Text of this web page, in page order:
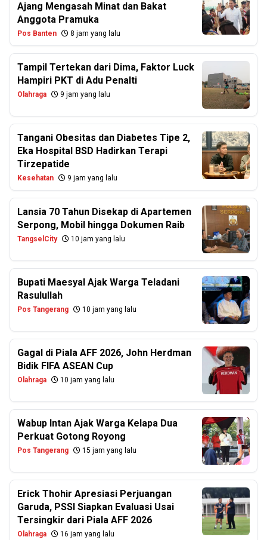
Ajang Mengasah Minat dan Bakat
Anggota Pramuka
Pos Banten 8 jam yang lalu
Tampil Tertekan dari Dima, Faktor Luck
Hampiri PKT di Adu Penalti
Olahraga 9 jam yang lalu
Tangani Obesitas dan Diabetes Tipe 2,
Eka Hospital BSD Hadirkan Terapi
Tirzepatide
Kesehatan 9 jam yang lalu
Lansia 70 Tahun Disekap di Apartemen
Serpong, Mobil hingga Dokumen Raib
TangselCity 10 jam yang lalu
Bupati Maesyal Ajak Warga Teladani
Rasulullah
Pos Tangerang 10 jam yang lalu
Gagal di Piala AFF 2026, John Herdman
Bidik FIFA ASEAN Cup
Olahraga 10 jam yang lalu
Wabup Intan Ajak Warga Kelapa Dua
Perkuat Gotong Royong
Pos Tangerang 15 jam yang lalu
Erick Thohir Apresiasi Perjuangan
Garuda, PSSI Siapkan Evaluasi Usai
Tersingkir dari Piala AFF 2026
Olahraga 16 jam yang lalu